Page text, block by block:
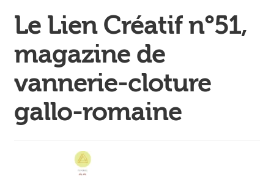
Les ouvrages
le
Les outils
Jeux & DVD
Le Lien Créatif n°51,
magazine de
vannerie-cloture
gallo-romaine